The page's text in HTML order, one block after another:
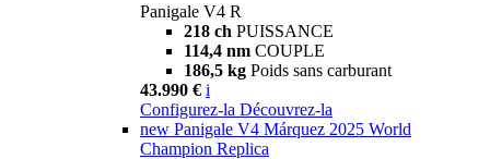
Panigale V4 R
218 ch PUISSANCE
114,4 nm COUPLE
186,5 kg Poids sans carburant
43.990 € i
Configurez-la Découvrez-la
new Panigale V4 Márquez 2025 World
Champion Replica